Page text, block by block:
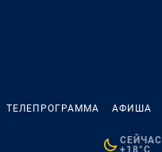
ТЕЛЕПРОГРАММА АФИША
СЕЙЧАС
+18°C